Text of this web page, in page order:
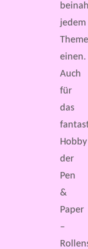
jedem
einen.
Auch
für
das
Hobby
der
Pen
&
Paper
–